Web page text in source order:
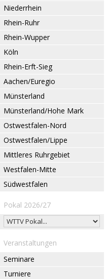
Niederrhein
Rhein-Ruhr
Rhein-Wupper
Köln
Rhein-Erft-Sieg
Aachen/Euregio
Münsterland
Münsterland/Hohe Mark
Ostwestfalen-Nord
Ostwestfalen/Lippe
Mittleres Ruhrgebiet
Westfalen-Mitte
Südwestfalen
Pokal 2026/27
Veranstaltungen
Seminare
Turniere